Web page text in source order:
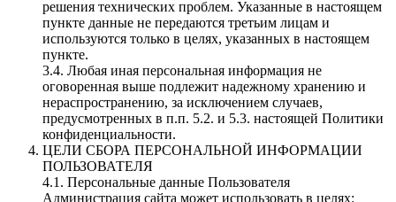
решения технических проблем. Указанные в настоящем
пункте данные не передаются третьим лицам и
используются только в целях, указанных в настоящем
пункте.
3.4. Любая иная персональная информация не
оговоренная выше подлежит надежному хранению и
нераспространению, за исключением случаев,
предусмотренных в п.п. 5.2. и 5.3. настоящей Политики
конфиденциальности.
ЦЕЛИ СБОРА ПЕРСОНАЛЬНОЙ ИНФОРМАЦИИ
ПОЛЬЗОВАТЕЛЯ
4.1. Персональные данные Пользователя
Администрация сайта может использовать в целях: